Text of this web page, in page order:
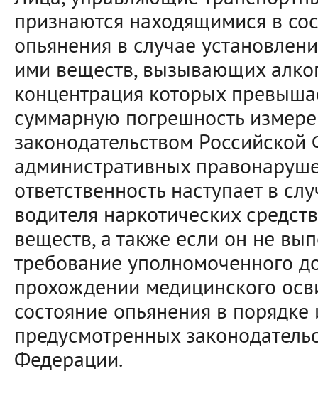
признаются находящимися в
опьянения в случае
ими веществ, вызывающих
концентрация которых
суммарную погрешность
законодательством
административных
ответственность наступает в
водителя наркотических
веществ, а также если он не
требование уполномоченного
прохождении медицинского
состояние опьянения в
предусмотренных
Федерации.